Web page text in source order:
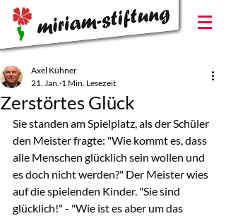
Zerstörtes Glück
Axel Kühner
21. Jan. 1 Min. Lesezeit
Sie standen am Spielplatz, als der Schüler
den Meister fragte: "Wie kommt es, dass
alle Menschen glücklich sein wollen und
es doch nicht werden?" Der Meister wies
auf die spielenden Kinder. "Sie sind
glücklich!" - "Wie ist es aber um das